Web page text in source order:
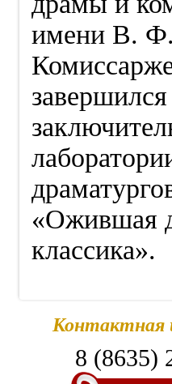
имени В. Ф.
завершился
«Ожившая
классика».
Контактная
8 (8635)